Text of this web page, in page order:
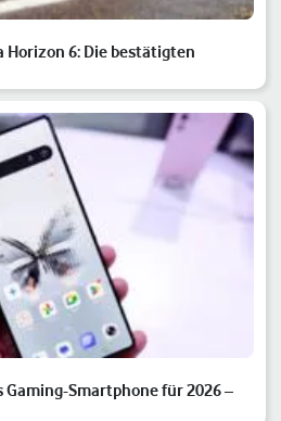
6: Die bestätigten
Gaming-Smartphone für 2026 –